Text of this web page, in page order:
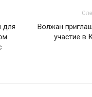
для
Волжан
участие в